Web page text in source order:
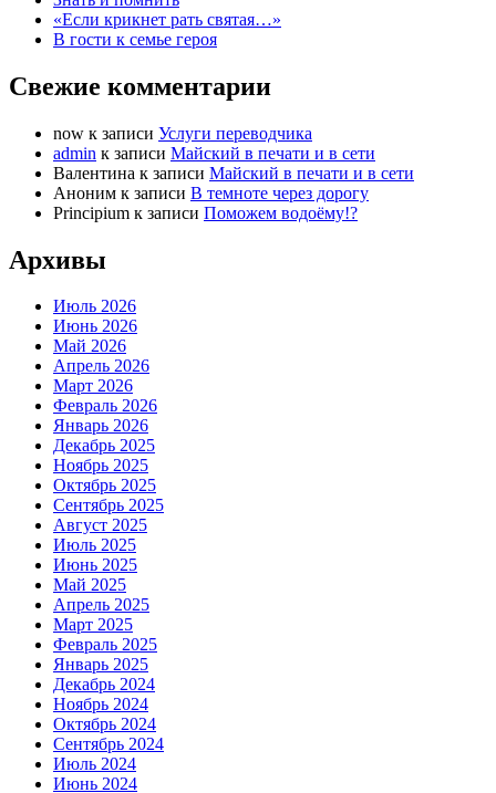
«Если крикнет рать святая…»
В гости к семье героя
Свежие комментарии
now к записи Услуги переводчика
admin к записи Майский в печати и в сети
Валентина к записи Майский в печати и в сети
Аноним к записи В темноте через дорогу
Principium к записи Поможем водоёму!?
Архивы
Июль 2026
Июнь 2026
Май 2026
Апрель 2026
Март 2026
Февраль 2026
Январь 2026
Декабрь 2025
Ноябрь 2025
Октябрь 2025
Сентябрь 2025
Август 2025
Июль 2025
Июнь 2025
Май 2025
Апрель 2025
Март 2025
Февраль 2025
Январь 2025
Декабрь 2024
Ноябрь 2024
Октябрь 2024
Сентябрь 2024
Июль 2024
Июнь 2024